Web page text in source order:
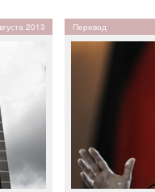
2013 Перевод